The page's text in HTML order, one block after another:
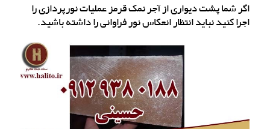
اگر شما پشت دیواری از آجر نمک قرمز عملیات نورپردازی را
اجرا کنید نباید انتظار انعکاس نور فراوانی را داشته باشید.